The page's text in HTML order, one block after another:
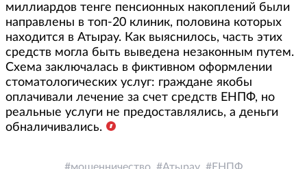
миллиардов тенге пенсионных накоплений были
направлены в топ-20 клиник, половина которых
находится в Атырау. Как выяснилось, часть этих
средств могла быть выведена незаконным путем.
Схема заключалась в фиктивном оформлении
стоматологических услуг: граждане якобы
оплачивали лечение за счет средств ЕНПФ, но
реальные услуги не предоставлялись, а деньги
обналичивались.